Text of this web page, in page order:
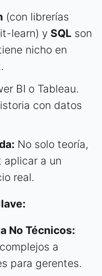
(con librerías
learn) y SQL son
nicho en
BI o Tableau.
con datos
No solo teoría,
aplicar a un
real.
No Técnicos:
a
para gerentes.